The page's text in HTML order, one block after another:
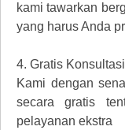
kami tawarkan
yang harus Anda
4. Gratis Konsultasi
Kami dengan
secara gratis
pelayanan ekstra